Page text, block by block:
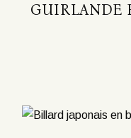
GUIRLANDE